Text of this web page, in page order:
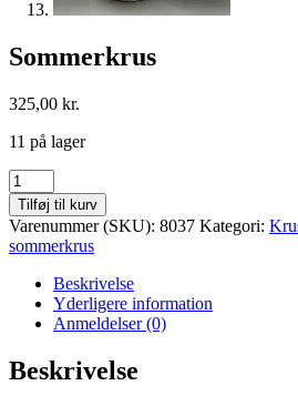
Sommerkrus
325,00 kr.
11 på lager
Sommerkrus
antal
Tilføj til kurv
Varenummer (SKU): 8037 Kategori:
sommerkrus
Beskrivelse
Yderligere information
Anmeldelser (0)
Beskrivelse